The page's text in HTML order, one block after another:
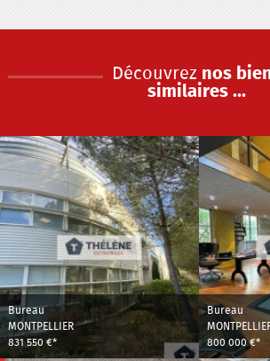
Découvrez nos
similaires ...
Bureau
MONTPELLIER
831 550 €*
Bureau
800 000 €*